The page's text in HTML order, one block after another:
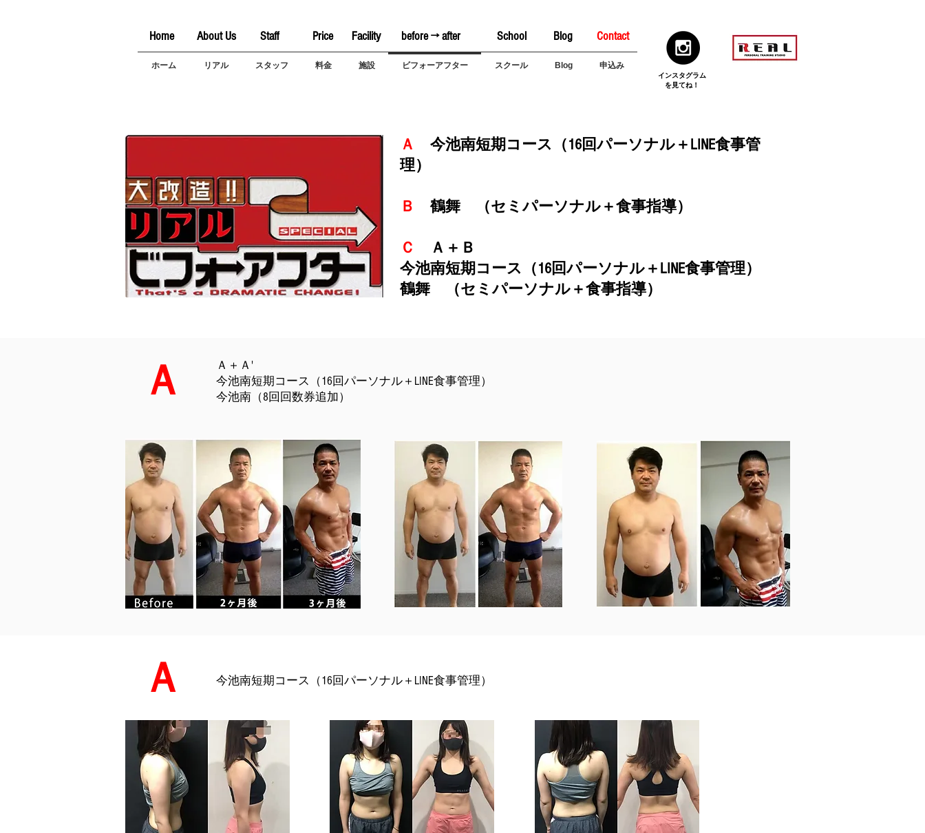
Home About Us Staff Price Facility before → after School Blog Contact
ホーム リアル スタッフ 料金 施設 ビフォーアフター スクール Blog 申込み
​インスタグラム
を見てね！
Ａ
今池南短期コース（16回パーソナル＋LINE食事管
理）
Ｂ 鶴舞 （セミパーソナル＋食事指導）
Ｃ
Ａ＋Ｂ
今池南短期コース（16回パーソナル＋LINE食事管理）
鶴舞 （セミパーソナル＋食事指導）
Ａ
Ａ＋Ａ'
今池南短期コース（16回パーソナル＋LINE食事管理）
​今池南（8回回数券追加）
Ａ 今池南短期コース（16回パーソナル＋LINE食事管理）